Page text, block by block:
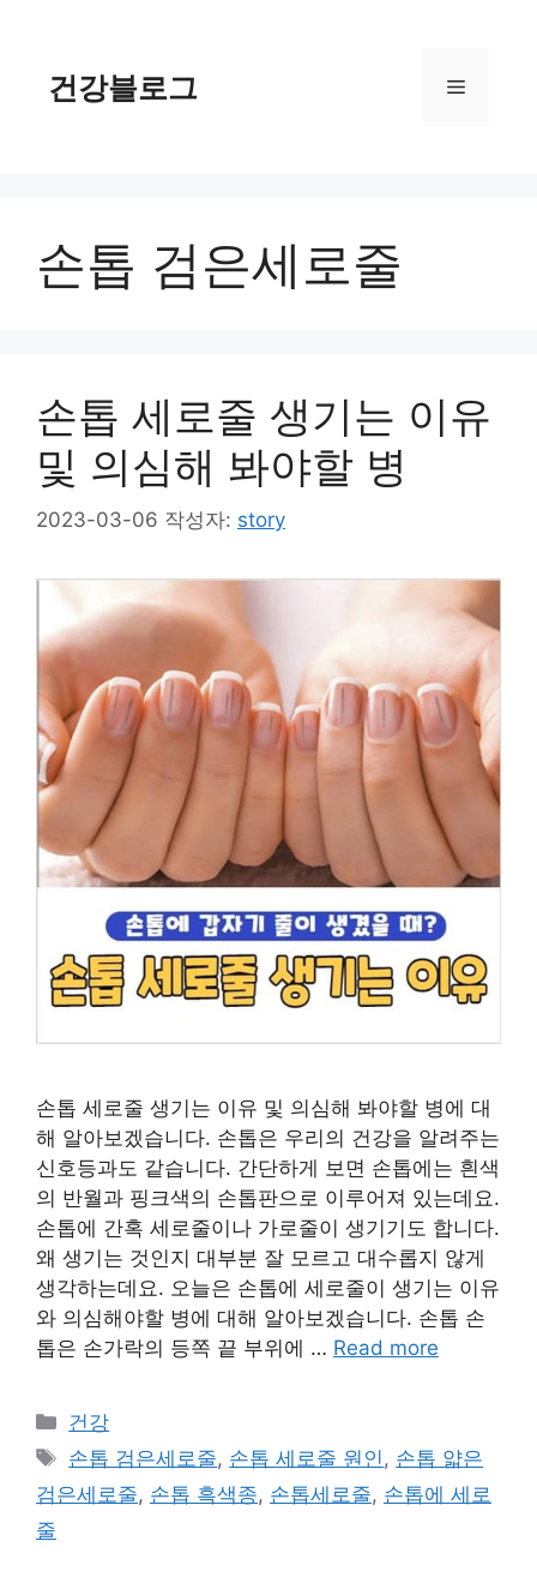
건강블로그 메
손톱 검은세로줄
손톱 세로줄 생기는 이유
및 의심해 봐야할 병
2023-03-06 작성자: story
손톱 세로줄 생기는 이유 및 의심해 봐야할 병에 대
해 알아보겠습니다. 손톱은 우리의 건강을 알려주는
신호등과도 같습니다. 간단하게 보면 손톱에는 흰색
의 반월과 핑크색의 손톱판으로 이루어져 있는데요.
손톱에 간혹 세로줄이나 가로줄이 생기기도 합니다.
왜 생기는 것인지 대부분 잘 모르고 대수롭지 않게
생각하는데요. 오늘은 손톱에 세로줄이 생기는 이유
와 의심해야할 병에 대해 알아보겠습니다. 손톱 손
톱은 손가락의 등쪽 끝 부위에 … Read more
카
테
리
건강
태
그
손톱 검은세로줄, 손톱 세로줄 원인 , 손톱 얇은
검은세로줄, 손톱 흑색종, 손톱세로줄, 손톱에 세로
줄